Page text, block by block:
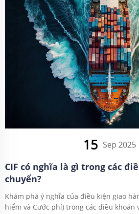
15 Sep 2025
CIF có nghĩa là gì trong các
chuyển?
Khám phá ý nghĩa của điều kiện giao
hiểm và Cước phí) trong các điều khoản